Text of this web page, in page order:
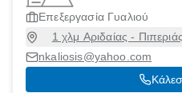
Επεξεργασία Γυαλιού
1 χλμ Αριδαίας -
nkaliosis@yahoo.com